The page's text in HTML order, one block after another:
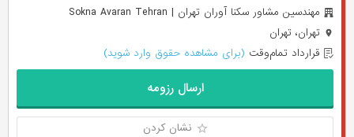
مهندسین مشاور سکنا آوران تهران | Sokna Avaran Tehran
تهران، تهران
قرارداد تمام‌وقت (برای مشاهده حقوق وارد شوید)
ارسال رزومه
نشان کردن